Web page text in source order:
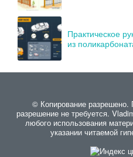
Практическое
из
© Копирование
разрешение не требуется.
любого использования
указании читаемой